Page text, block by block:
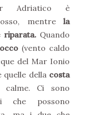
Adriatico è
mentre la
riparata.Quando
(vento caldo
del Mar Ionio
quelle della costa
Ci sono
che possono